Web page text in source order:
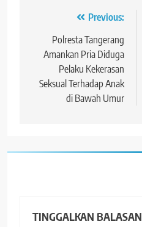
Navigasi Previous:
Polresta Tangerang
Amankan Pria Diduga
Pelaku Kekerasan
Seksual Terhadap Anak
di Bawah Umur
TINGGALKAN BALASAN